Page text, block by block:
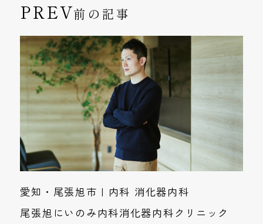
前の記事
愛知・尾張旭市 | 内科 消化器内科
尾張旭にいのみ内科消化器内科クリニック